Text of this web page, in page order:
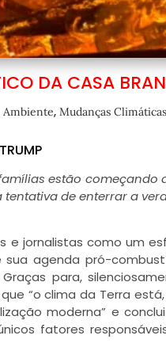
DA CASA
Ambiente, Mudanças Climáticas
estão começando
de enterrar a
e jornalistas como um
agenda pró-
para,
“o clima da Terra
moderna” e
fatores